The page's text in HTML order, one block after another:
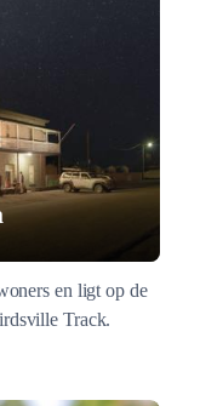
en ligt op de
Track.